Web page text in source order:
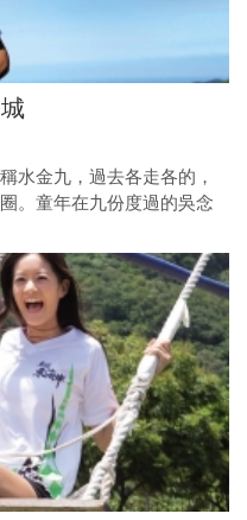
水金九，過去各走各的，
。童年在九份度過的吳念